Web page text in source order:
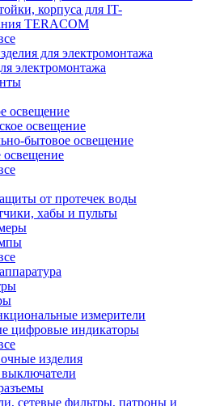
корпуса для IT-
TERACOM
для электромонтажа
электромонтажа
освещение
освещение
бытовое освещение
от протечек воды
хабы и пульты
измерители
цифровые индикаторы
изделия
сетевые фильтры, патроны и